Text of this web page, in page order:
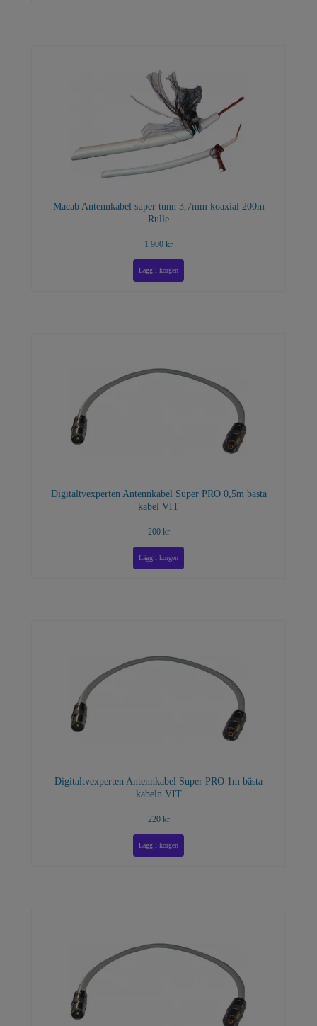
Macab Antennkabel super tunn 3,7mm koaxial 200m
Rulle
1 900 kr
Digitaltvexperten Antennkabel Super PRO 0,5m bästa
kabel VIT
200 kr
Digitaltvexperten Antennkabel Super PRO 1m bästa
kabeln VIT
220 kr